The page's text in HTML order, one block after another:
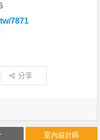
7871
分享
室內設計師